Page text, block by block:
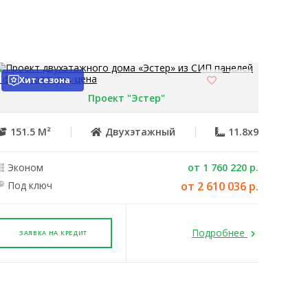
✖
✔
Хит сезона
Проект "Эстер"
151.5 М² Двухэтажный 11.8x9
Эконом
от 1 760 220 р.
Под ключ
от 2 610 036 р.
ЗАЯВКА НА КРЕДИТ Подробнее